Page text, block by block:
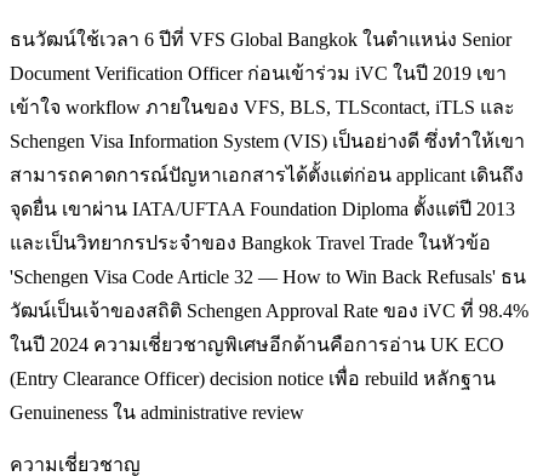
ธนวัฒน์ใช้เวลา 6 ปีที่ VFS Global Bangkok ในตำแหน่ง Senior
Document Verification Officer ก่อนเข้าร่วม iVC ในปี 2019 เขา
เข้าใจ workflow ภายในของ VFS, BLS, TLScontact, iTLS และ
Schengen Visa Information System (VIS) เป็นอย่างดี ซึ่งทำให้เขา
สามารถคาดการณ์ปัญหาเอกสารได้ตั้งแต่ก่อน applicant เดินถึง
จุดยื่น เขาผ่าน IATA/UFTAA Foundation Diploma ตั้งแต่ปี 2013
และเป็นวิทยากรประจำของ Bangkok Travel Trade ในหัวข้อ
'Schengen Visa Code Article 32 — How to Win Back Refusals' ธน
วัฒน์เป็นเจ้าของสถิติ Schengen Approval Rate ของ iVC ที่ 98.4%
ในปี 2024 ความเชี่ยวชาญพิเศษอีกด้านคือการอ่าน UK ECO
(Entry Clearance Officer) decision notice เพื่อ rebuild หลักฐาน
Genuineness ใน administrative review
ความเชี่ยวชาญ